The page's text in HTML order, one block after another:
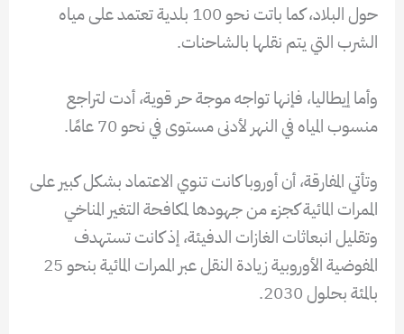
حول البلاد، كما باتت نحو 100 بلدية تعتمد على مياه
الشرب التي يتم نقلها بالشاحنات.
وأما إيطاليا، فإنها تواجه موجة حر قوية، أدت لتراجع
منسوب المياه في النهر لأدنى مستوى في نحو 70 عامًا.
وتأتي المفارقة، أن أوروبا كانت تنوي الاعتماد بشكل كبير على
الممرات المائية كجزء من جهودها لمكافحة التغير المناخي
وتقليل انبعاثات الغازات الدفيئة، إذ كانت تستهدف
المفوضية الأوروبية زيادة النقل عبر الممرات المائية بنحو 25
بالمئة بحلول 2030.